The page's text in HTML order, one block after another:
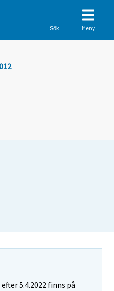
Sök Meny
5.4.2022 finns på